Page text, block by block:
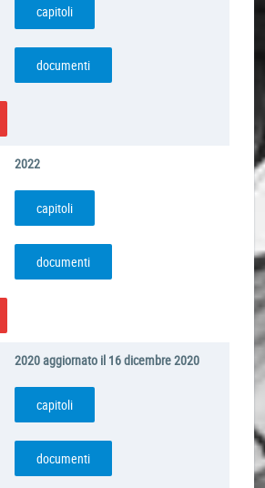
capitoli
documenti
2022
capitoli
documenti
2020 aggiornato il 16 dicembre 2020
capitoli
documenti